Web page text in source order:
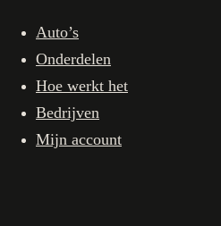
Auto’s
Onderdelen
Hoe werkt het
Bedrijven
Mijn account